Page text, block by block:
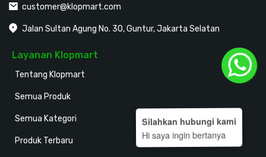
customer@klopmart.com
Jalan Sultan Agung No. 30, Guntur, Jakarta Selatan
Layanan Klopmart
Tentang Klopmart
Semua Produk
Semua Kategori
Produk Terbaru
Silahkan hubungi kami
Hi saya ingin bertanya